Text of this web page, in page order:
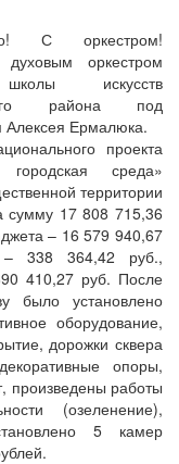
С оркестром!
оркестром
искусств
района под
Алексея Ермалюка.
проекта
среда»
территории
сумму 17 808 715,36
– 16 579 940,67
– 338 364,42 руб.,
410,27 руб. После
было установлено
оборудование,
дорожки сквера
опоры,
произведены работы
(озеленение),
5 камер